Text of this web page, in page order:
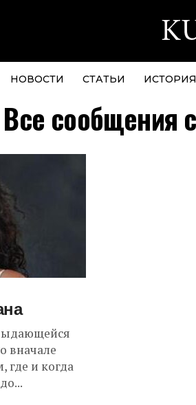
НОВОСТИ СТАТЬИ ИСТОРИЯ
Все сообщения
вначале
где и когда